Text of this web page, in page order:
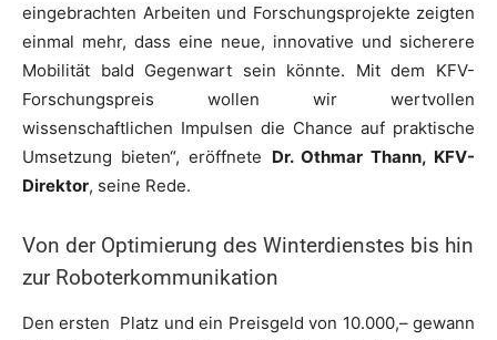
eingebrachten Arbeiten und Forschungsprojekte zeigten
einmal mehr, dass eine neue, innovative und sicherere
Mobilität bald Gegenwart sein könnte. Mit dem KFV-
Forschungspreis wollen wir wertvollen
wissenschaftlichen Impulsen die Chance auf praktische
Umsetzung bieten“, eröffnete Dr. Othmar Thann, KFV-
Direktor, seine Rede.
Von der Optimierung des Winterdienstes bis hin
zur Roboterkommunikation
Den ersten Platz und ein Preisgeld von 10.000,– gewann